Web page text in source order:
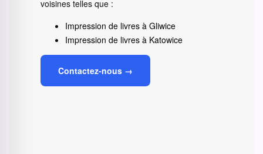
voisines telles que :
Impression de livres à Gliwice
Impression de livres à Katowice
Contactez-nous →